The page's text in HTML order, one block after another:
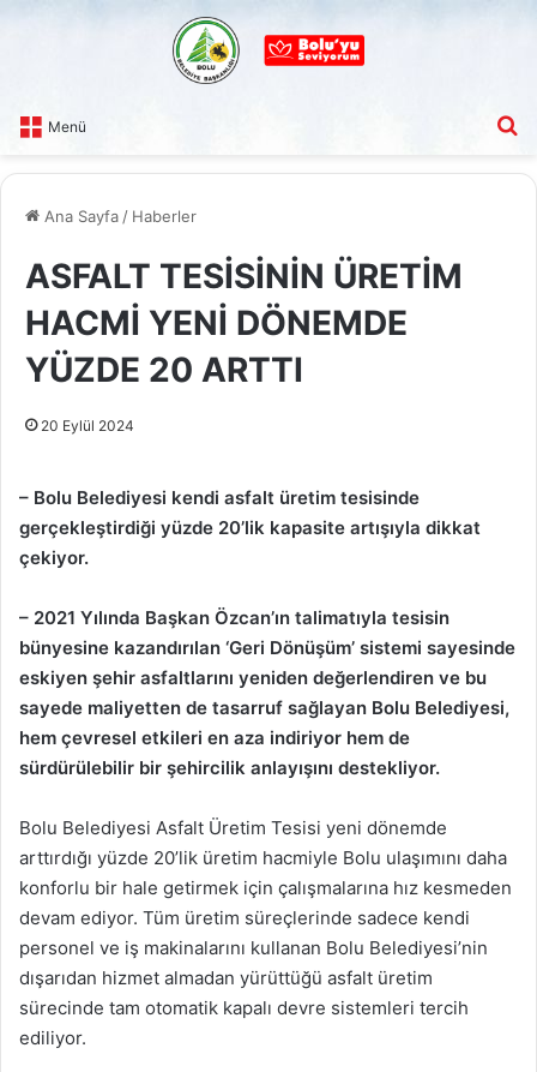
Menü
Ana Sayfa / Haberler
ASFALT TESİSİNİN ÜRETİM
HACMİ YENİ DÖNEMDE
YÜZDE 20 ARTTI
20 Eylül 2024
– Bolu Belediyesi kendi asfalt üretim tesisinde
gerçekleştirdiği yüzde 20’lik kapasite artışıyla dikkat
çekiyor.
– 2021 Yılında Başkan Özcan’ın talimatıyla tesisin
bünyesine kazandırılan ‘Geri Dönüşüm’ sistemi sayesinde
eskiyen şehir asfaltlarını yeniden değerlendiren ve bu
sayede maliyetten de tasarruf sağlayan Bolu Belediyesi,
hem çevresel etkileri en aza indiriyor hem de
sürdürülebilir bir şehircilik anlayışını destekliyor.
Bolu Belediyesi Asfalt Üretim Tesisi yeni dönemde
arttırdığı yüzde 20’lik üretim hacmiyle Bolu ulaşımını daha
konforlu bir hale getirmek için çalışmalarına hız kesmeden
devam ediyor. Tüm üretim süreçlerinde sadece kendi
personel ve iş makinalarını kullanan Bolu Belediyesi’nin
dışarıdan hizmet almadan yürüttüğü asfalt üretim
sürecinde tam otomatik kapalı devre sistemleri tercih
ediliyor.